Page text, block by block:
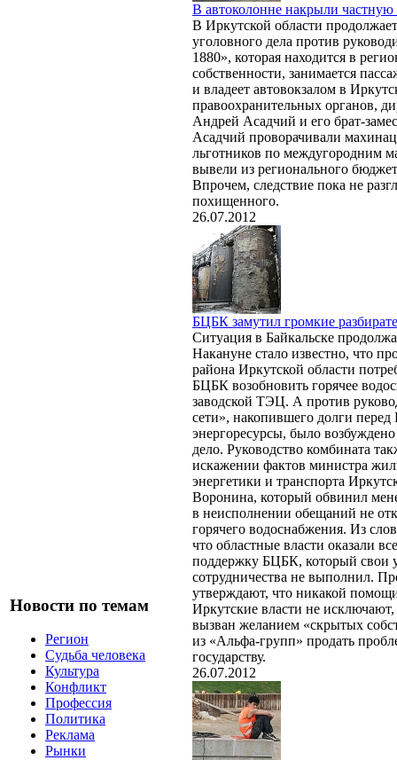
Новости по темам
Регион
Судьба человека
Культура
Конфликт
Профессия
Политика
Реклама
Рынки
В автоколонне накрыли частную
В Иркутской области
уголовного дела против
1880», которая находится в
собственности, занимается
и владеет автовокзалом в
правоохранительных органов,
Андрей Асадчий и его брат-
Асадчий проворачивали
льготников по междугородним
вывели из регионального
Впрочем, следствие пока не
похищенного.
26.07.2012
БЦБК замутил громкие
Ситуация в Байкальске
Накануне стало известно, что
района Иркутской области
БЦБК возобновить горячее
заводской ТЭЦ. А против
сети», накопившего долги
энергоресурсы, было
дело. Руководство комбината
искажении фактов министра
энергетики и транспорта
Воронина, который обвинил
в неисполнении обещаний не
горячего водоснабжения. Из
что областные власти оказали
поддержку БЦБК, который свои
сотрудничества не выполнил.
утверждают, что никакой
Иркутские власти не исключают,
вызван желанием «скрытых
из «Альфа-групп» продать
государству.
26.07.2012